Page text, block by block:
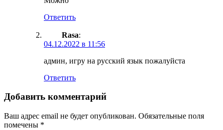
Ответить
Rasa:
04.12.2022 в 11:56
админ, игру на русский язык пожалуйста
Ответить
Добавить комментарий
Ваш адрес email не будет опубликован. Обязательные поля
помечены *